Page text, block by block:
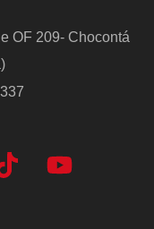
OF 209- Chocontá